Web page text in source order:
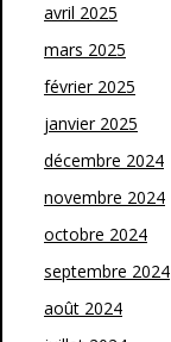
avril 2025
mars 2025
février 2025
janvier 2025
décembre 2024
novembre 2024
octobre 2024
septembre 2024
août 2024